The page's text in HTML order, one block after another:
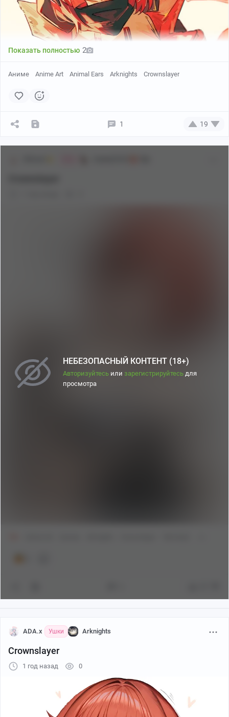
Показать полностью 2
Аниме Anime Art Animal Ears Arknights Crownslayer
1 19
НЕБЕЗОПАСНЫЙ КОНТЕНТ (18+)
Авторизуйтесь или зарегистрируйтесь для
просмотра
ADA.x Ушки Arknights
Crownslayer
1 год назад 0